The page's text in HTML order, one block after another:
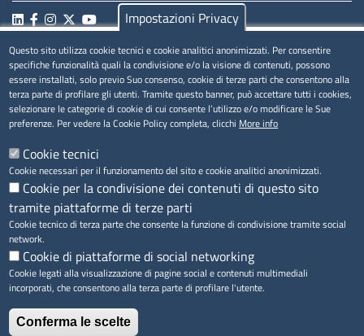
MENÚ PRIVACY
Privacy
Cookie
Note legali
Accesso riservato
Impostazioni Privacy
Questo sito utilizza cookie tecnici e cookie analitici anonimizzati. Per consentire
specifiche funzionalità quali la condivisione e/o la visione di contenuti, possono
essere installati, solo previo Suo consenso, cookie di terze parti che consentono alla
terza parte di profilare gli utenti. Tramite questo banner, può accettare tutti i cookies,
selezionare le categorie di cookie di cui consente l’utilizzo e/o modificare le Sue
preferenze. Per vedere la Cookie Policy completa, clicchi More info
Cookie tecnici
Cookie necessari per il funzionamento del sito e cookie analitici anonimizzati.
Cookie per la condivisione dei contenuti di questo sito
tramite piattaforme di terze parti
Cookie tecnico di terza parte che consente la funzione di condivisione tramite social
network.
Cookie di piattaforme di social networking
Cookie legati alla visualizzazione di pagine social e contenuti multimediali
incorporati, che consentono alla terza parte di profilare l'utente.
Conferma le scelte